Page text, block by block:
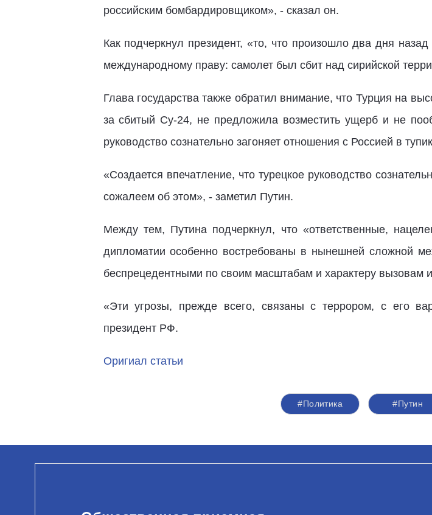
российским бомбардировщиком», - сказал он.
Как подчеркнул президент, «то, что произошло два дня
международному праву: самолет был сбит над сирийской
Глава государства также обратил внимание, что Турция на
за сбитый Су-24, не предложила возместить ущерб и не
руководство сознательно загоняет отношения с Россией в
«Создается впечатление, что турецкое руководство
сожалеем об этом», - заметил Путин.
Между тем, Путина подчеркнул, что «ответственные,
дипломатии особенно востребованы в нынешней сложной
беспрецедентными по своим масштабам и характеру вызовам
«Эти угрозы, прежде всего, связаны с террором, с его
президент РФ.
Оригиал статьи
#Политика #Путин